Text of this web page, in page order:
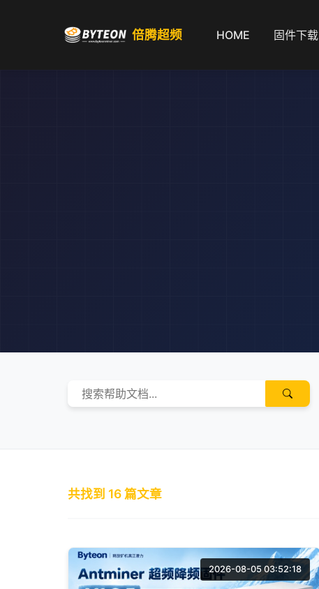
倍腾超频 HOME 固件下载
共找到 16篇文章
2026-08-05 03:52:18